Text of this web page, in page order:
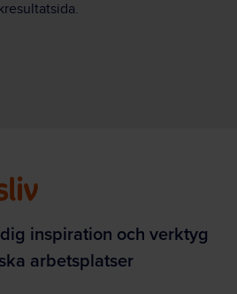
inspiration och verktyg
arbetsplatser